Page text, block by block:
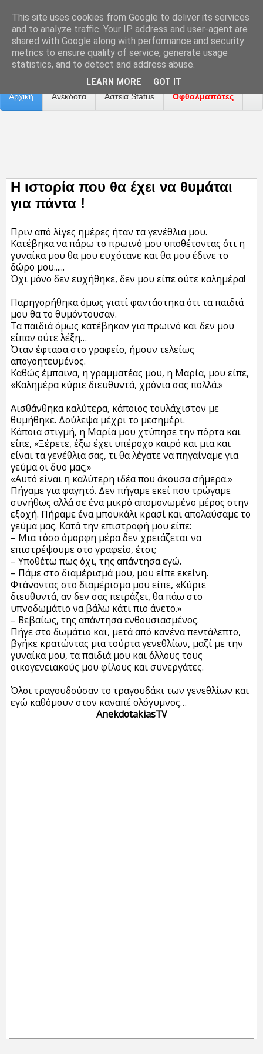
Επικοινωνία Διαφήμιση Αναφορά Προβλήματος
Αρχική Ανέκδοτα Αστεία Status Οφθαλμαπάτες
Η ιστορία που θα έχει να θυμάται
για πάντα !
Πριν από λίγες ημέρες ήταν τα γενέθλια μου.
Κατέβηκα να πάρω το πρωινό μου υποθέτοντας ότι η
γυναίκα μου θα μου ευχότανε και θα μου έδινε το
δώρο μου......
Όχι μόνο δεν ευχήθηκε, δεν μου είπε ούτε καλημέρα!
Παρηγορήθηκα όμως γιατί φαντάστηκα ότι τα παιδιά
μου θα το θυμόντουσαν.
Τα παιδιά όμως κατέβηκαν για πρωινό και δεν μου
είπαν ούτε λέξη…
Όταν έφτασα στο γραφείο, ήμουν τελείως
απογοητευμένος.
Καθώς έμπαινα, η γραμματέας μου, η Μαρία, μου είπε,
«Καλημέρα κύριε διευθυντά, χρόνια σας πολλά.»
Αισθάνθηκα καλύτερα, κάποιος τουλάχιστον με
θυμήθηκε. Δούλεψα μέχρι το μεσημέρι.
Κάποια στιγμή, η Μαρία μου χτύπησε την πόρτα και
είπε, «Ξέρετε, έξω έχει υπέροχο καιρό και μια και
είναι τα γενέθλια σας, τι θα λέγατε να πηγαίναμε για
γεύμα οι δυο μας;»
«Αυτό είναι η καλύτερη ιδέα που άκουσα σήμερα.»
Πήγαμε για φαγητό. Δεν πήγαμε εκεί που τρώγαμε
συνήθως αλλά σε ένα μικρό απομονωμένο μέρος στην
εξοχή. Πήραμε ένα μπουκάλι κρασί και απολαύσαμε το
γεύμα μας. Κατά την επιστροφή μου είπε:
– Μια τόσο όμορφη μέρα δεν χρειάζεται να
επιστρέψουμε στο γραφείο, έτσι;
– Υποθέτω πως όχι, της απάντησα εγώ.
– Πάμε στο διαμέρισμά μου, μου είπε εκείνη.
Φτάνοντας στο διαμέρισμα μου είπε, «Κύριε
διευθυντά, αν δεν σας πειράζει, θα πάω στο
υπνοδωμάτιο να βάλω κάτι πιο άνετο.»
– Βεβαίως, της απάντησα ενθουσιασμένος.
Πήγε στο δωμάτιο και, μετά από κανένα πεντάλεπτο,
βγήκε κρατώντας μια τούρτα γενεθλίων, μαζί με την
γυναίκα μου, τα παιδιά μου και όλλους τους
οικογενειακούς μου φίλους και συνεργάτες.
Όλοι τραγουδούσαν το τραγουδάκι των γενεθλίων και
εγώ καθόμουν στον καναπέ ολόγυμνος…
AnekdotakiasTV
This site uses cookies from Google to deliver its services
and to analyze traffic. Your IP address and user-agent are
shared with Google along with performance and security
metrics to ensure quality of service, generate usage
statistics, and to detect and address abuse.
LEARN MORE GOT IT